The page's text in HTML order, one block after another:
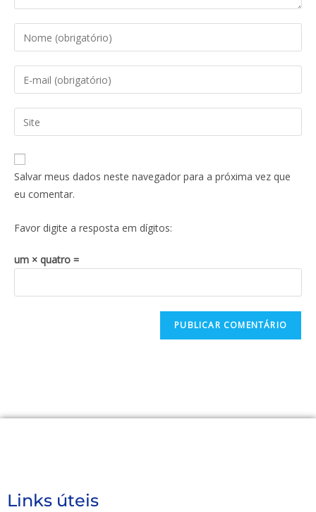
Salvar meus dados neste navegador para a próxima vez que
eu comentar.
Favor digite a resposta em dígitos:
um × quatro =
Links úteis